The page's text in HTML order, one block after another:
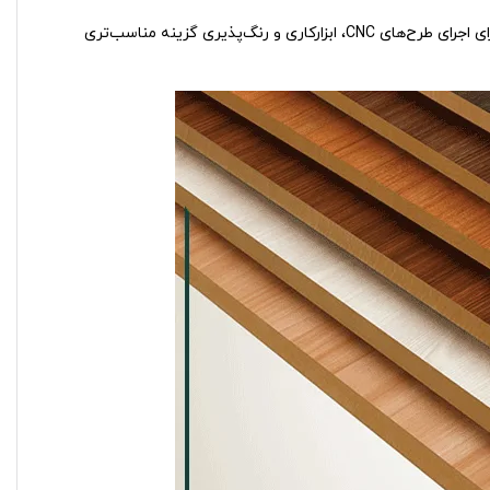
به دلیل تراکم بیشتر، ام‌دی‌اف ملامینه استحکام بالاتری نسبت به نئوپان ملامینه دارد و برای اجرای طرح‌های CNC، ابزارکاری و رنگ‌پذیری گزینه مناسب‌تری